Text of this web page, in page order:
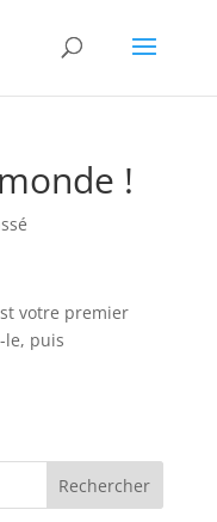
!
votre premier
le, puis
Rechercher